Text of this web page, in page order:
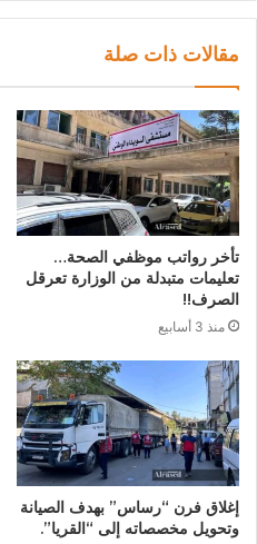
مقالات ذات صلة
تأخر رواتب موظفي الصحة…
تعليمات متبدلة من الوزارة تعرقل
الصرف!!
منذ 3 أسابيع
إغلاق فرن “رساس” بهدف الصيانة
وتحويل مخصصاته إلى “القريا”.